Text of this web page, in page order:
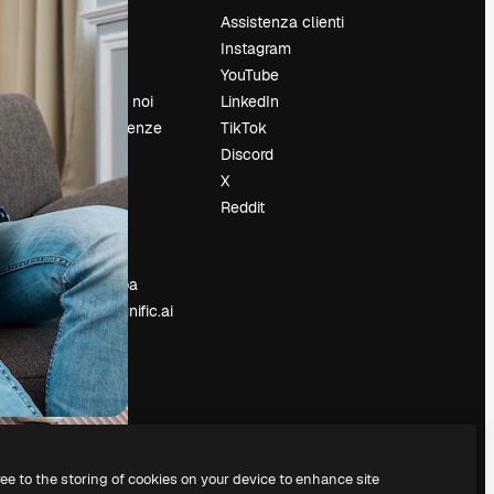
Prezzi
Chi siamo
Lavora con noi
Cerca tendenze
Blog
Eventi
Slidesgo
Vendi i tuoi
contenuti
Sala stampa
Cerchi magnific.ai
Assistenza clienti
Instagram
YouTube
LinkedIn
TikTok
Discord
X
Reddit
to the storing of cookies on your device to enhance site